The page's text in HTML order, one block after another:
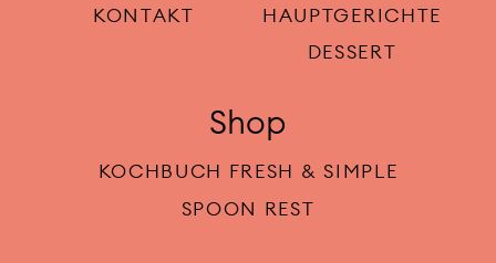
KONTAKT
HAUPTGERICHTE
DESSERT
Shop
KOCHBUCH FRESH & SIMPLE
SPOON REST